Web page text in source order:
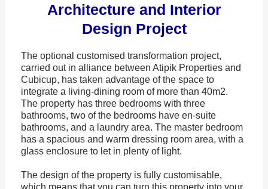
Architecture and Interior
Design Project
The optional customised transformation project,
carried out in alliance between Atipik Properties and
Cubicup, has taken advantage of the space to
integrate a living-dining room of more than 40m2.
The property has three bedrooms with three
bathrooms, two of the bedrooms have en-suite
bathrooms, and a laundry area. The master bedroom
has a spacious and warm dressing room area, with a
glass enclosure to let in plenty of light.
The design of the property is fully customisable,
which means that you can turn this property into your